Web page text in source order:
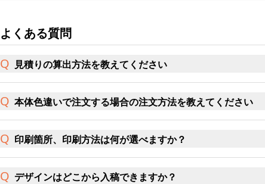
よくある質問
見積りの算出方法を教えてください
本体色違いで注文する場合の注文方法を教えてください
印刷箇所、印刷方法は何が選べますか？
デザインはどこから入稿できますか？